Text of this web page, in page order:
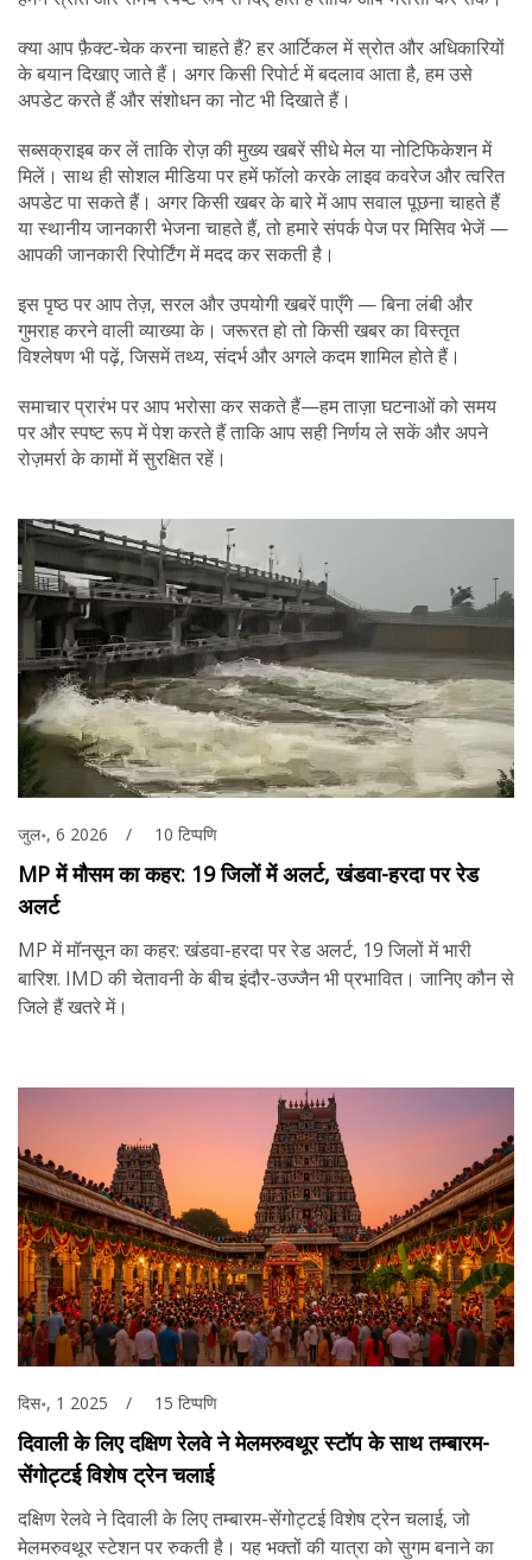
क्या आप फ़ैक्ट‑चेक करना चाहते हैं? हर आर्टिकल में स्रोत और अधिकारियों
के बयान दिखाए जाते हैं। अगर किसी रिपोर्ट में बदलाव आता है, हम उसे
अपडेट करते हैं और संशोधन का नोट भी दिखाते हैं।
सब्सक्राइब कर लें ताकि रोज़ की मुख्य खबरें सीधे मेल या नोटिफिकेशन में
मिलें। साथ ही सोशल मीडिया पर हमें फॉलो करके लाइव कवरेज और त्वरित
अपडेट पा सकते हैं। अगर किसी खबर के बारे में आप सवाल पूछना चाहते हैं
या स्थानीय जानकारी भेजना चाहते हैं, तो हमारे संपर्क पेज पर मिसिव भेजें —
आपकी जानकारी रिपोर्टिंग में मदद कर सकती है।
इस पृष्ठ पर आप तेज़, सरल और उपयोगी खबरें पाएँगे — बिना लंबी और
गुमराह करने वाली व्याख्या के। जरूरत हो तो किसी खबर का विस्तृत
विश्लेषण भी पढ़ें, जिसमें तथ्य, संदर्भ और अगले कदम शामिल होते हैं।
समाचार प्रारंभ पर आप भरोसा कर सकते हैं—हम ताज़ा घटनाओं को समय
पर और स्पष्ट रूप में पेश करते हैं ताकि आप सही निर्णय ले सकें और अपने
रोज़मर्रा के कामों में सुरक्षित रहें।
जुल॰, 6 2026 10 टिप्पणि
MP में मौसम का कहर: 19 जिलों में अलर्ट, खंडवा-हरदा पर रेड
अलर्ट
MP में मॉनसून का कहर: खंडवा-हरदा पर रेड अलर्ट, 19 जिलों में भारी
बारिश. IMD की चेतावनी के बीच इंदौर-उज्जैन भी प्रभावित। जानिए कौन से
जिले हैं खतरे में।
दिस॰, 1 2025 15 टिप्पणि
दिवाली के लिए दक्षिण रेलवे ने मेलमरुवथूर स्टॉप के साथ तम्बारम-
सेंगोट्टई विशेष ट्रेन चलाई
दक्षिण रेलवे ने दिवाली के लिए तम्बारम-सेंगोट्टई विशेष ट्रेन चलाई, जो
मेलमरुवथूर स्टेशन पर रुकती है। यह भक्तों की यात्रा को सुगम बनाने का